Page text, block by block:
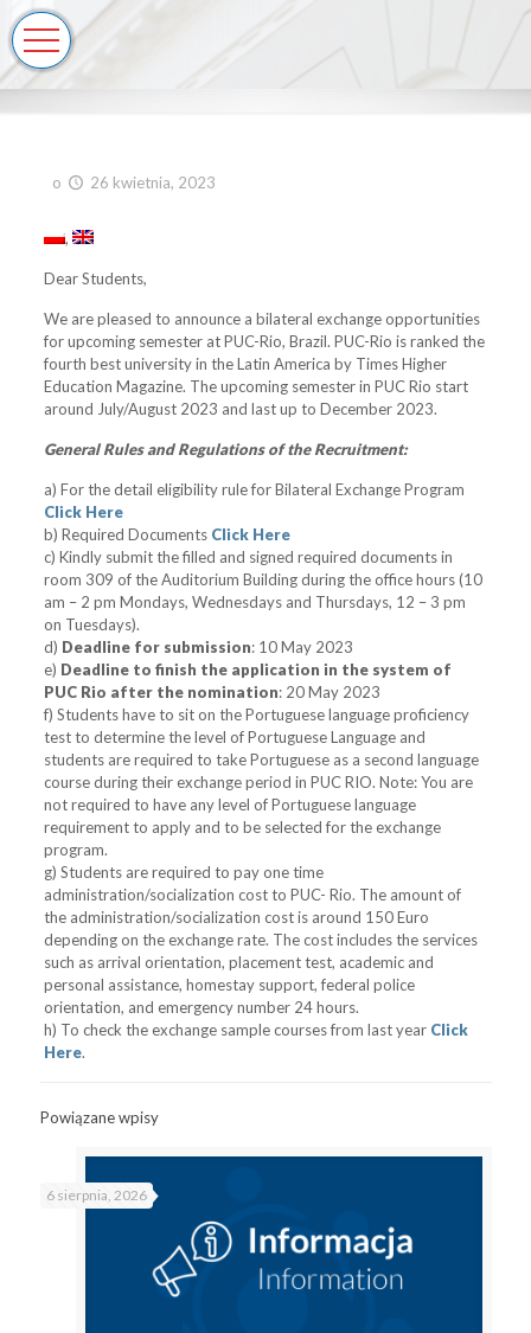
o 26 kwietnia, 2023
Dear Students,
We are pleased to announce a bilateral exchange opportunities
for upcoming semester at PUC-Rio, Brazil. PUC-Rio is ranked the
fourth best university in the Latin America by Times Higher
Education Magazine. The upcoming semester in PUC Rio start
around July/August 2023 and last up to December 2023.
General Rules and Regulations of the Recruitment:
a) For the detail eligibility rule for Bilateral Exchange Program
Click Here
b) Required Documents Click Here
c) Kindly submit the filled and signed required documents in
room 309 of the Auditorium Building during the office hours (10
am – 2 pm Mondays, Wednesdays and Thursdays, 12 – 3 pm
on Tuesdays).
d) Deadline for submission: 10 May 2023
e) Deadline to finish the application in the system of
PUC Rio after the nomination: 20 May 2023
f) Students have to sit on the Portuguese language proficiency
test to determine the level of Portuguese Language and
students are required to take Portuguese as a second language
course during their exchange period in PUC RIO. Note: You are
not required to have any level of Portuguese language
requirement to apply and to be selected for the exchange
program.
g) Students are required to pay one time
administration/socialization cost to PUC- Rio. The amount of
the administration/socialization cost is around 150 Euro
depending on the exchange rate. The cost includes the services
such as arrival orientation, placement test, academic and
personal assistance, homestay support, federal police
orientation, and emergency number 24 hours.
h) To check the exchange sample courses from last year Click
Here.
Powiązane wpisy
6 sierpnia, 2026